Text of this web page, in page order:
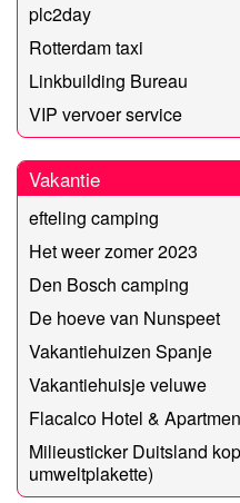
plc2day
Rotterdam taxi
Linkbuilding Bureau
VIP vervoer service
Vakantie
efteling camping
Het weer zomer 2023
Den Bosch camping
De hoeve van Nunspeet
Vakantiehuizen Spanje
Vakantiehuisje veluwe
Flacalco Hotel &
Milieusticker Duitsland
umweltplakette)